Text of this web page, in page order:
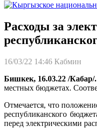
Расходы за
16/03/22 14:46 Кабмин
Бишкек, 16.03.22 /Кабар/.
местных бюджетах.
Отмечается, что
республиканского
перед электрическими